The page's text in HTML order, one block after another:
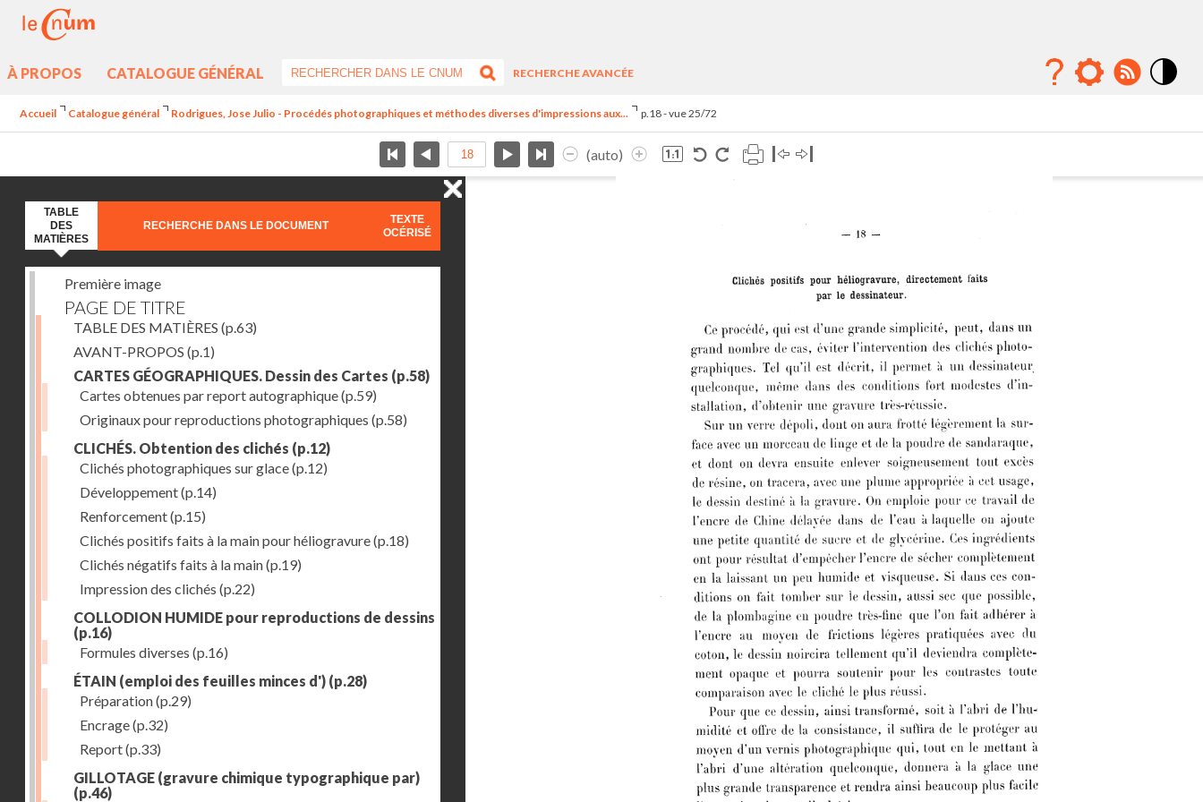
À PROPOS CATALOGUE GÉNÉRAL
RECHERCHE AVANCÉE
Accueil Catalogue général Rodrigues, Jose Julio - Procédés photographiques et méthodes diverses d'impressions aux... p.18 - vue 25/72
(auto)
TABLE
DES
MATIÈRES
RECHERCHE DANS LE DOCUMENT
TEXTE
OCÉRISÉ
Première image
PAGE DE TITRE
TABLE DES MATIÈRES (p.63)
AVANT-PROPOS (p.1)
CARTES GÉOGRAPHIQUES. Dessin des Cartes (p.58)
Cartes obtenues par report autographique(p.59)
Originaux pour reproductions photographiques (p.58)
CLICHÉS. Obtention des clichés (p.12)
Clichés photographiques sur glace(p.12)
Développement(p.14)
Renforcement(p.15)
Clichés positifs faits à la main pour héliogravure(p.18)
Clichés négatifs faits à la main(p.19)
Impression des clichés (p.22)
COLLODION HUMIDE pour reproductions de dessins
(p.16)
Formules diverses (p.16)
ÉTAIN (emploi des feuilles minces d') (p.28)
Préparation(p.29)
Encrage(p.32)
Report(p.33)
GILLOTAGE (gravure chimique typographique par)
(p.46)